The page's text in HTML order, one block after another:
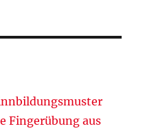
mit
eingehender
Fingerübung aus